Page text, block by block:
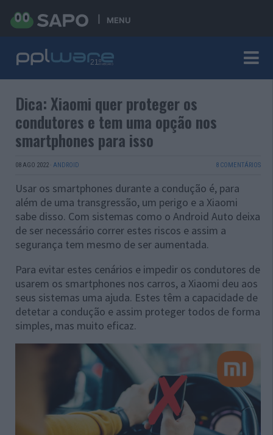
MENU
Dica: Xiaomi quer proteger os
condutores e tem uma opção nos
smartphones para isso
08 AGO 2022 · ANDROID 8 COMENTÁRIOS
Usar os smartphones durante a condução é, para
além de uma transgressão, um perigo e a Xiaomi
sabe disso. Com sistemas como o Android Auto deixa
de ser necessário correr estes riscos e assim a
segurança tem mesmo de ser aumentada.
Para evitar estes cenários e impedir os condutores de
usarem os smartphones nos carros, a Xiaomi deu aos
seus sistemas uma ajuda. Estes têm a capacidade de
detetar a condução e assim proteger todos de forma
simples, mas muito eficaz.